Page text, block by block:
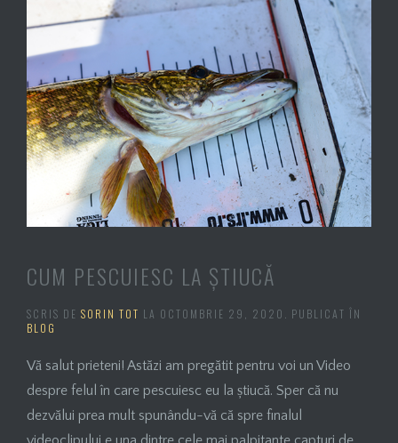
CUM PESCUIESC LA ȘTIUCĂ
SCRIS DE SORIN TOT LA OCTOMBRIE 29, 2020
. PUBLICAT ÎN
BLOG
Vă salut prieteni! Astăzi am pregătit pentru voi un Video
despre felul în care pescuiesc eu la știucă. Sper că nu
dezvălui prea mult spunându-vă că spre finalul